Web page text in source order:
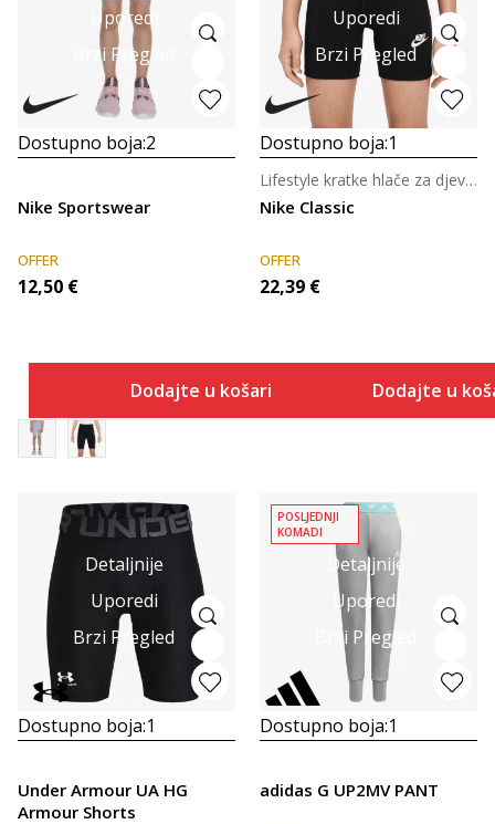
Uporedi
Brzi Pregled
Dostupno boja:2
Nike Sportswear
OFFER
12,50 €
Dodajte u košaricu
Uporedi
Brzi Pregled
Dostupno boja:1
Nike Classic
Lifestyle kratke hlače za djevojčice
OFFER
22,39 €
Dodajte u
Detaljnije
Uporedi
Brzi Pregled
Dostupno boja:1
Under Armour UA HG
Armour Shorts
Detaljnije
Uporedi
Brzi Pregled
POSLJEDNJI
KOMADI
Dostupno boja:1
adidas G UP2MV PANT